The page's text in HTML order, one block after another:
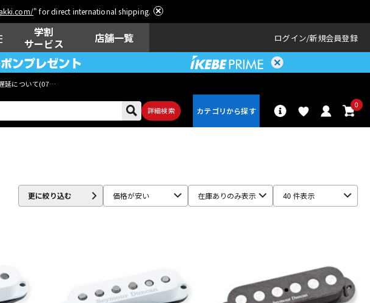
" for direct international shipping.
学割
サービス
店舗一覧 ログイン 新規会員登録
延について(07月29日
詳細検索
0
レコーディン
グ機器
配信/ライブ
機器
楽器アクセサ
リ
更に絞り込む 価格が安い 在庫ありのみ表示 40 件表示